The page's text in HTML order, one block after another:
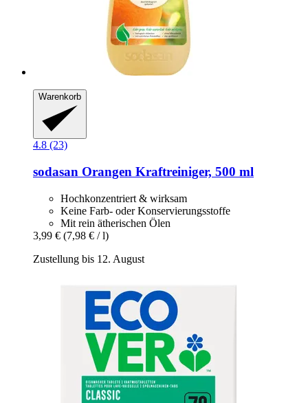
Warenkorb
4.8 (23)
sodasan Orangen Kraftreiniger, 500 ml
Hochkonzentriert & wirksam
Keine Farb- oder Konservierungsstoffe
Mit rein ätherischen Ölen
3,99 € (7,98 € / l)
Zustellung bis 12. August